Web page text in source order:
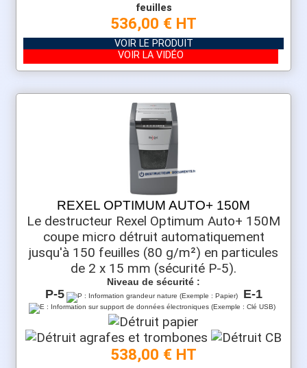
feuilles
536,00 € HT
VOIR LE PRODUIT
VOIR LA VIDÉO
REXEL OPTIMUM AUTO+ 150M
Le destructeur Rexel Optimum Auto+ 150M
coupe micro détruit automatiquement
jusqu'à 150 feuilles (80 g/m²) en particules
de 2 x 15 mm (sécurité P-5).
Niveau de sécurité :
P-5 E-1
538,00 € HT